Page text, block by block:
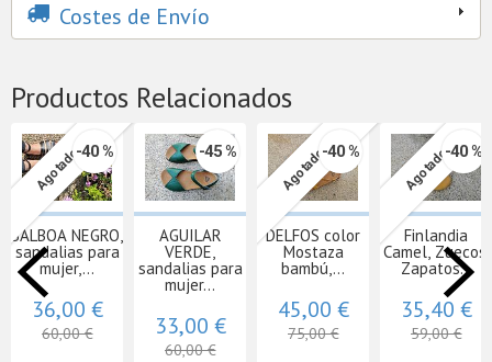
Costes de Envío
Productos Relacionados
Agotado-40 %
BALBOA NEGRO,
sandalias para
mujer,...
36,00 €
60,00 €
-45 %
AGUILAR
VERDE,
sandalias para
mujer...
33,00 €
60,00 €
Agotado-40 %
DELFOS color
Mostaza
bambú,...
45,00 €
75,00 €
Agotado-40 %
Finlandia
Camel, Zuecos,
Zapatos...
35,40 €
59,00 €